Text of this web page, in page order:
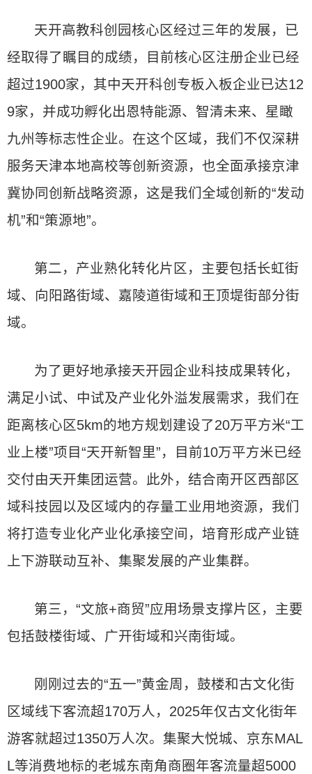
天开高教科创园核心区经过三年的发展，已
经取得了瞩目的成绩，目前核心区注册企业已经
超过1900家，其中天开科创专板入板企业已达12
9家，并成功孵化出恩特能源、智清未来、星瞰
九州等标志性企业。在这个区域，我们不仅深耕
服务天津本地高校等创新资源，也全面承接京津
冀协同创新战略资源，这是我们全域创新的“发动
机”和“策源地”。
第二，产业熟化转化片区，主要包括长虹街
域、向阳路街域、嘉陵道街域和王顶堤街部分街
域。
为了更好地承接天开园企业科技成果转化，
满足小试、中试及产业化外溢发展需求，我们在
距离核心区5km的地方规划建设了20万平方米“工
业上楼”项目“天开新智里”，目前10万平方米已经
交付由天开集团运营。此外，结合南开区西部区
域科技园以及区域内的存量工业用地资源，我们
将打造专业化产业化承接空间，培育形成产业链
上下游联动互补、集聚发展的产业集群。
第三，“文旅+商贸”应用场景支撑片区，主要
包括鼓楼街域、广开街域和兴南街域。
刚刚过去的“五一”黄金周，鼓楼和古文化街
区域线下客流超170万人，2025年仅古文化街年
游客就超过1350万人次。集聚大悦城、京东MAL
L等消费地标的老城东南角商圈年客流量超5000